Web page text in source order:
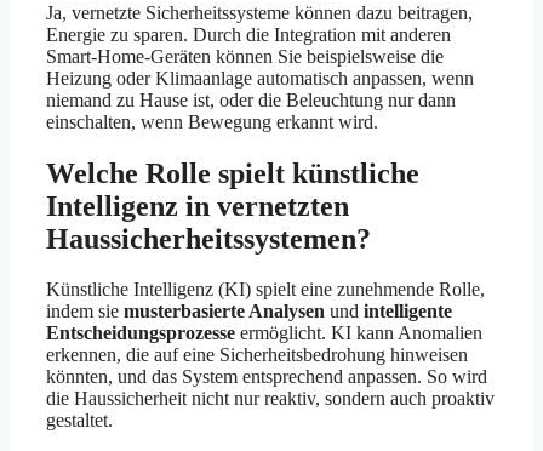
Ja, vernetzte Sicherheitssysteme können dazu beitragen,
Energie zu sparen. Durch die Integration mit anderen
Smart-Home-Geräten können Sie beispielsweise die
Heizung oder Klimaanlage automatisch anpassen, wenn
niemand zu Hause ist, oder die Beleuchtung nur dann
einschalten, wenn Bewegung erkannt wird.
Welche Rolle spielt künstliche
Intelligenz in vernetzten
Haussicherheitssystemen?
Künstliche Intelligenz (KI) spielt eine zunehmende Rolle,
indem sie musterbasierte Analysen und intelligente
Entscheidungsprozesse ermöglicht. KI kann Anomalien
erkennen, die auf eine Sicherheitsbedrohung hinweisen
könnten, und das System entsprechend anpassen. So wird
die Haussicherheit nicht nur reaktiv, sondern auch proaktiv
gestaltet.